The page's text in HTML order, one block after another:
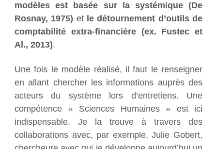
modèles est basée sur la systémique (De
Rosnay, 1975) et le détournement d’outils de
comptabilité extra-financière (ex. Fustec et
Al., 2013).
Une fois le modèle réalisé, il faut le renseigner
en allant chercher les informations auprès des
acteurs du système lors d’entretiens. Une
compétence « Sciences Humaines » est ici
indispensable. Je la trouve à travers des
collaborations avec, par exemple, Julie Gobert,